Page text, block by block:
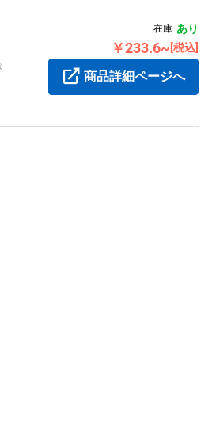
在庫 あり
￥233.6~[税込]
商品詳細ページへ